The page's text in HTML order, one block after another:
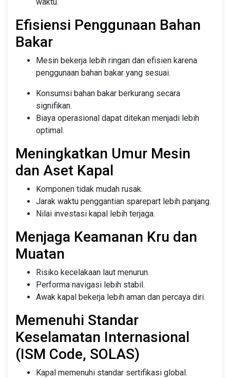
Efisiensi Penggunaan Bahan
Bakar
Mesin bekerja lebih ringan dan efisien karena
penggunaan bahan bakar yang sesuai.
Konsumsi bahan bakar berkurang secara
signifikan.
Biaya operasional dapat ditekan menjadi lebih
optimal.
Meningkatkan Umur Mesin
dan Aset Kapal
Komponen tidak mudah rusak.
Jarak waktu penggantian sparepart lebih panjang.
Nilai investasi kapal lebih terjaga.
Menjaga Keamanan Kru dan
Muatan
Risiko kecelakaan laut menurun.
Performa navigasi lebih stabil.
Awak kapal bekerja lebih aman dan percaya diri.
Memenuhi Standar
Keselamatan Internasional
(ISM Code, SOLAS)
Kapal memenuhi standar sertifikasi global.